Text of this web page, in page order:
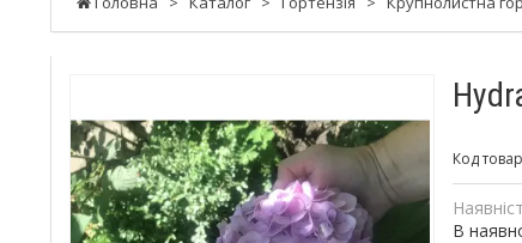
Код
В